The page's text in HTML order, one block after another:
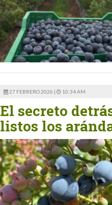
27 FEBRERO 2026 | 10:34 AM
El secreto
listos los